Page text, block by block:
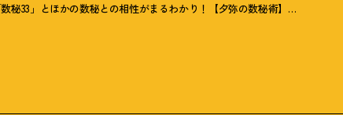
数秘33」とほかの数秘との相性がまるわかり ！ 【夕弥の数秘術】数秘33の人間関係トリセツ